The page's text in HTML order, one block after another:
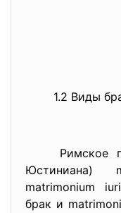
1.2 Виды
Римское
Юстиниана)
matrimonium
брак и